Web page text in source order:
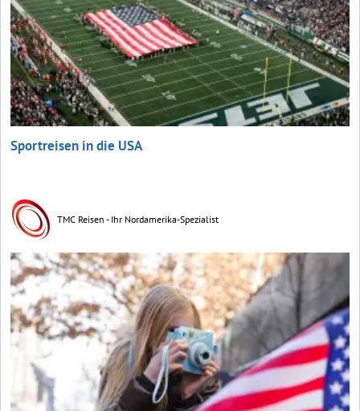
Sportreisen in die USA
TMC Reisen - Ihr Nordamerika-Spezialist